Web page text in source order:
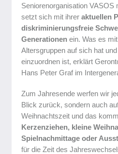
Seniorenorganisation VASOS
setzt sich mit ihrer aktuellen
diskriminierungsfreie
Generationen ein. Was es
Altersgruppen auf sich hat
einzuordnen ist, erklärt
Hans Peter Graf im
Zum Jahresende werfen wir
Blick zurück, sondern auch
Weihnachtszeit und das
Kerzenziehen, kleine
Spielnachmittage oder
für die Zeit des